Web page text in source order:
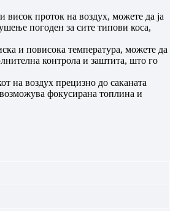
висок проток на воздух, можете да ја
погоден за сите типови коса,
и повисока температура, можете да
контрола и заштита, што го
на воздух прецизно до саканата
фокусирана топлина и